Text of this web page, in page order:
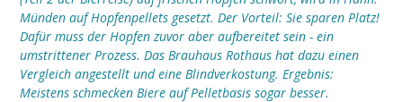
Münden auf Hopfenpellets gesetzt. Der Vorteil: Sie sparen Platz!
Dafür muss der Hopfen zuvor aber aufbereitet sein - ein
umstrittener Prozess. Das Brauhaus Rothaus hat dazu einen
Vergleich angestellt und eine Blindverkostung. Ergebnis:
Meistens schmecken Biere auf Pelletbasis sogar besser.